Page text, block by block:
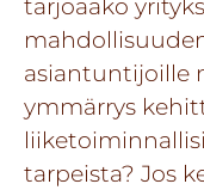
tarjoaako
asiantuntijoille
ymmärrys
tarpeista? Jos